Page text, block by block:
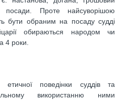
Проте найсуворішою
бути обраним на посаду судді
обираються народом чи
4 роки.
поведінки суддів та
використанню ними